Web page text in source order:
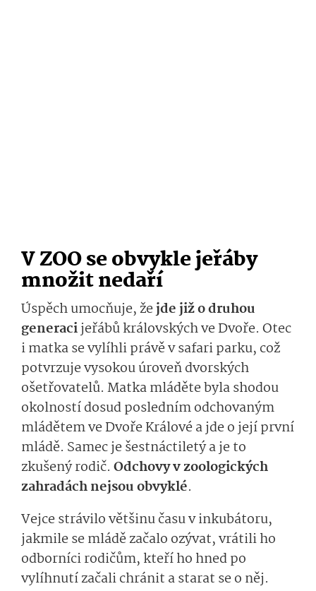
V ZOO se obvykle jeřáby
množit nedaří
Úspěch umocňuje, žejde již o druhou
generacijeřábů královských ve Dvoře. Otec
i matka se vylíhli právě v safari parku, což
potvrzuje vysokou úroveň dvorských
ošetřovatelů. Matka mláděte byla shodou
okolností dosud posledním odchovaným
mládětem ve Dvoře Králové a jde o její první
mládě. Samec je šestnáctiletý a je to
zkušený rodič. Odchovy v zoologických
zahradách nejsou obvyklé.
Vejce strávilo většinu času v inkubátoru,
jakmile se mládě začalo ozývat, vrátili ho
odborníci rodičům, kteří ho hned po
vylíhnutí začali chránit a starat se o něj.